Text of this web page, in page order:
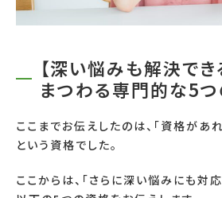
【深い悩みも解決で
まつわる専門的な5
ここまでお伝えしたのは、「資格があ
という資格でした。
ここからは、「さらに深い悩みにも対応